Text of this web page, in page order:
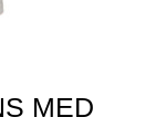
MED